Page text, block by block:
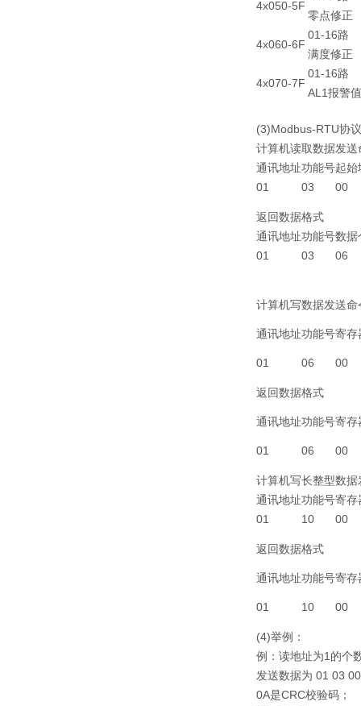
4x050-5F
零点修正
4x060-6F
01-16路
满度修正
4x070-7F
01-16路
AL1报警值
(3)Modbus-RTU协
计算机读取数据发
通讯地址功能号起始
01
03 00
返回数据格式
通讯地址功能号数据
01
03 06
计算机写数据发送命
通讯地址功能号寄存
01 06 00
返回数据格式
通讯地址功能号寄存
01 06 00
计算机写长整型数
通讯地址功能号寄存
01
10 00
返回数据格式
通讯地址功能号寄存
01 10 00
(4)举例：
例：读地址为1的个
发送数据为 01 03
0A是CRC校验码；